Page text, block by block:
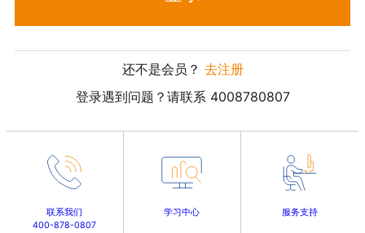
还不是会员？ 去注册
登录遇到问题？请联系 4008780807
联系我们
400-878-0807
学习中心 服务支持